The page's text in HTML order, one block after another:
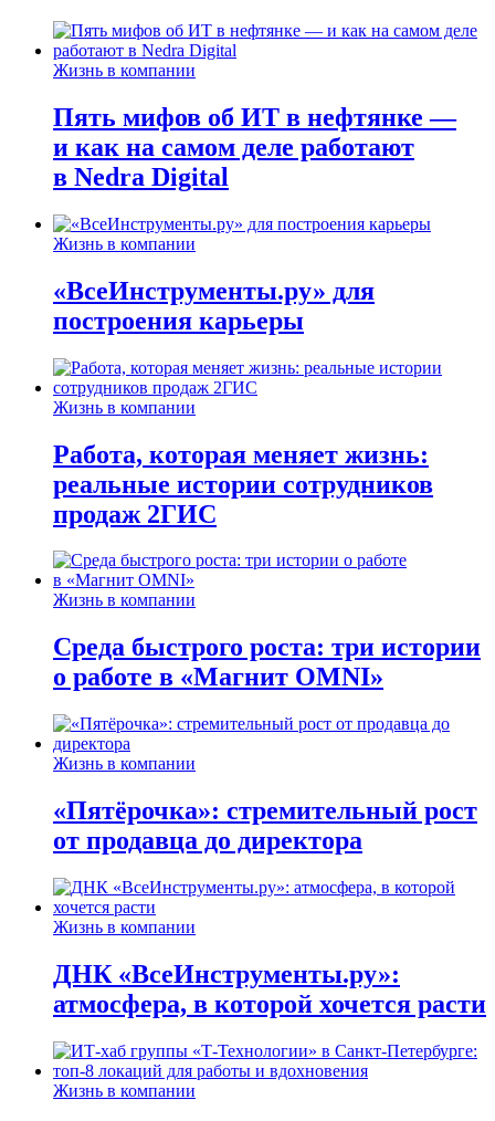
Жизнь в компании
Пять мифов об ИТ в нефтянке —
и как на самом деле работают
в Nedra Digital
Жизнь в компании
«ВсеИнструменты.ру» для
построения карьеры
Жизнь в компании
Работа, которая меняет жизнь:
реальные истории сотрудников
продаж 2ГИС
Жизнь в компании
Среда быстрого роста: три истории
о работе в «Магнит OMNI»
Жизнь в компании
«Пятёрочка»: стремительный рост
от продавца до директора
Жизнь в компании
ДНК «ВсеИнструменты.ру»:
атмосфера, в которой хочется расти
Жизнь в компании